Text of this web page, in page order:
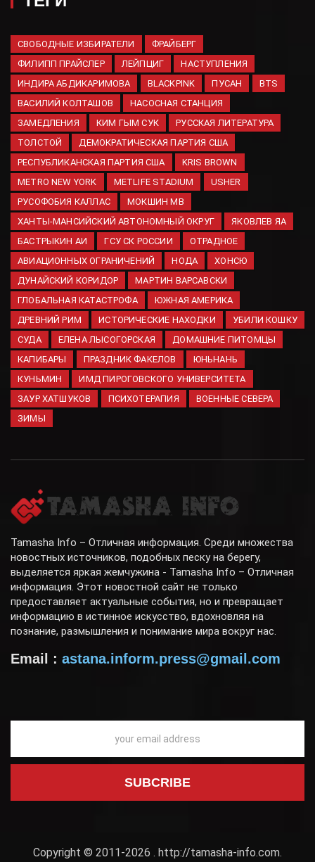
два раза
08.08.2026
Председатель Госдумы
Володин рассказал о законах,
вступивших в силу в августе
08.08.2026
СК России возбудил
уголовное дело после ДТП с
автобусом в Братске
08.08.2026
МЧС спасло группу
сапбордистов в Приморском
крае при сильном ветре
08.08.2026
СВОБОДНЫЕ ИЗБИРАТЕЛИ
ФРАЙБЕРГ
ФИЛИПП ПРАЙСЛЕР
ЛЕЙПЦИГ
НАСТУПЛЕНИЯ
ИНДИРА АБДИКАРИМОВА
BLACKPINK ПУСАН
BTS
ВАСИЛИЙ КОЛТАШОВ
НАСОСНАЯ СТАНЦИЯ
ЗАМЕДЛЕНИЯ
КИМ ГЫМ СУК
РУССКАЯ ЛИТЕРАТУРА
ТОЛСТОЙ
ДЕМОКРАТИЧЕСКАЯ ПАРТИЯ США
РЕСПУБЛИКАНСКАЯ ПАРТИЯ США
KRIS BROWN
METRO NEW YORK
METLIFE STADIUM
USHER
РУСОФОБИЯ КАЛЛАС
МОКШИН МВ
ХАНТЫ-МАНСИЙСКИЙ АВТОНОМНЫЙ ОКРУГ
ЯКОВЛЕВ ЯА
БАСТРЫКИН АИ
ГСУ СК РОССИИ
ОТРАДНОЕ
АВИАЦИОННЫХ ОГРАНИЧЕНИЙ
НОДА
ХОНСЮ
ДУНАЙСКИЙ КОРИДОР
МАРТИН ВАРСАВСКИ
ГЛОБАЛЬНАЯ КАТАСТРОФА
ЮЖНАЯ АМЕРИКА
ДРЕВНИЙ РИМ
ИСТОРИЧЕСКИЕ НАХОДКИ
УБИЛИ КОШКУ
СУДА
ЕЛЕНА ЛЫСОГОРСКАЯ
ДОМАШНИЕ ПИТОМЦЫ
КАПИБАРЫ
ПРАЗДНИК ФАКЕЛОВ
ЮНЬНАНЬ
КУНЬМИН
ИМД ПИРОГОВСКОГО УНИВЕРСИТЕТА
ЗАУР ХАТШУКОВ
ПСИХОТЕРАПИЯ
ВОЕННЫЕ СЕВЕРА
ЗИМЫ
Tamasha Info – Отличная информация. Среди множества
новостных источников, подобных песку на берегу,
выделяется яркая жемчужина - Tamasha Info – Отличная
информация. Этот новостной сайт не только
предоставляет актуальные события, но и превращает
информацию в истинное искусство, вдохновляя на
познание, размышления и понимание мира вокруг нас.
Email : astana.inform.press@gmail.com
Copyright © 2011-2026 . http://tamasha-info.com.